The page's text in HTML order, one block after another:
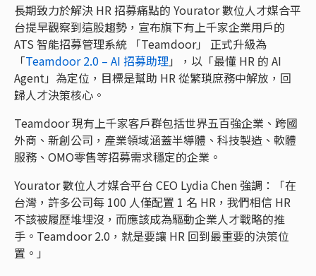
長期致力於解決 HR 招募痛點的 Yourator 數位人才媒合平
台提早觀察到這股趨勢，宣布旗下有上千家企業用戶的
ATS 智能招募管理系統 「Teamdoor」 正式升級為
「Teamdoor 2.0 – AI 招募助理」，以「最懂 HR 的 AI
Agent」為定位，目標是幫助 HR 從繁瑣庶務中解放，回
歸人才決策核心。
Teamdoor 現有上千家客戶群包括世界五百強企業、跨國
外商、新創公司，產業領域涵蓋半導體、科技製造、軟體
服務、OMO零售等招募需求穩定的企業。
Yourator 數位人才媒合平台 CEO Lydia Chen 強調：「在
台灣，許多公司每 100 人僅配置 1 名 HR，我們相信 HR
不該被履歷堆埋沒，而應該成為驅動企業人才戰略的推
手。Teamdoor 2.0，就是要讓 HR 回到最重要的決策位
置。」